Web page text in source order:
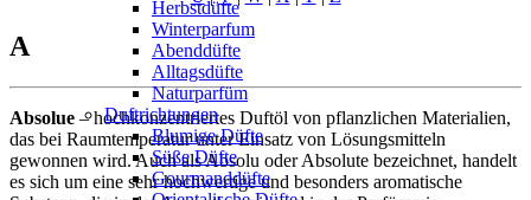
Herbstdüfte
Winterparfum
Abenddüfte
Alltagsdüfte
Naturparfüm
Duftrichtungen
Blumige Düfte
Süße Düfte
Gourmanddüfte
A
Absolue – hochkonzentriertes Duftöl von pflanzlichen Materialien,
das bei Raumtemperatur unter Einsatz von Lösungsmitteln
gewonnen wird. Auch als Absolu oder Absolute bezeichnet, handelt
es sich um eine sehr hochwertige und besonders aromatische